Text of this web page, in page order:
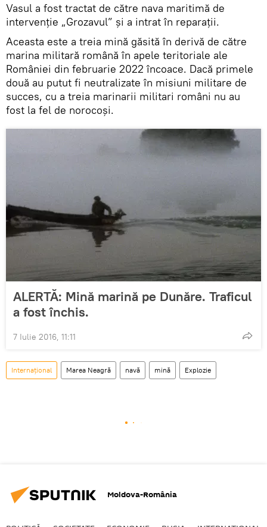
Vasul a fost tractat de către nava maritimă de
intervenție „Grozavul” și a intrat în reparații.
Aceasta este a treia mină găsită în derivă de către
marina militară română în apele teritoriale ale
României din februarie 2022 încoace. Dacă primele
două au putut fi neutralizate în misiuni militare de
succes, cu a treia marinarii militari români nu au
fost la fel de norocoși.
ALERTĂ: Mină marină pe Dunăre. Traficul
a fost închis.
7 Iulie 2016, 11:11
Internaţional Marea Neagră navă mină Explozie
Moldova-România